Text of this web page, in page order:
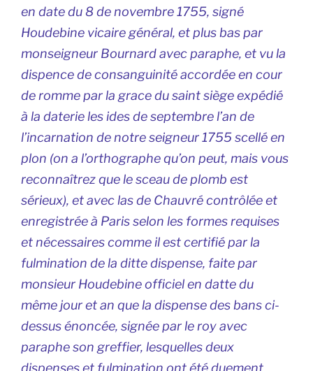
en date du 8 de novembre 1755, signé
Houdebine vicaire général, et plus bas par
monseigneur Bournard avec paraphe, et vu la
dispence de consanguinité accordée en cour
de romme par la grace du saint siège expédié
à la daterie les ides de septembre l’an de
l’incarnation de notre seigneur 1755 scellé en
plon (on a l’orthographe qu’on peut, mais vous
reconnaîtrez que le sceau de plomb est
sérieux), et avec las de Chauvré contrôlée et
enregistrée à Paris selon les formes requises
et nécessaires comme il est certifié par la
fulmination de la ditte dispense, faite par
monsieur Houdebine officiel en datte du
même jour et an que la dispense des bans ci-
dessus énoncée, signée par le roy avec
paraphe son greffier, lesquelles deux
dispenses et fulmination ont été duement